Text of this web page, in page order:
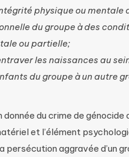
physique ou mentale
du groupe à des
ou partielle;
les naissances au
du groupe à un autre
donnée du crime de
et l’élément
persécution aggravée d’un